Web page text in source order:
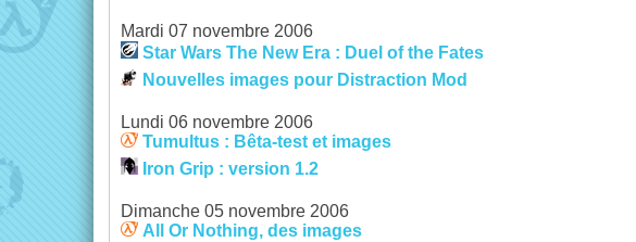
Mardi 07 novembre 2006
Star Wars The New Era : Duel of the Fates
Nouvelles images pour Distraction Mod
Lundi 06 novembre 2006
Tumultus : Bêta-test et images
Iron Grip : version 1.2
Dimanche 05 novembre 2006
All Or Nothing, des images